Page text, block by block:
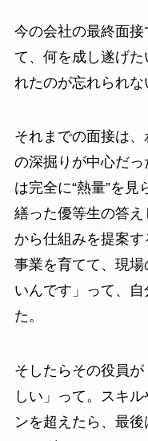
今の会社の最終面
て、何を成し遂げ
れたのが忘れられな
それまでの面接は
の深掘りが中心だ
は完全に“熱量”を見
繕った優等生の答
から仕組みを提案
事業を育てて、現
いんです」って、
た。
そしたらその役員
しい」って。スキ
ンを超えたら、最